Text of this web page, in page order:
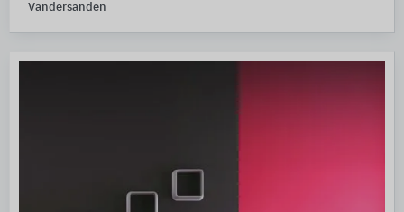
Vandersanden